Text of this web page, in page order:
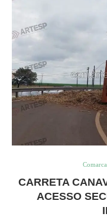
Comarca
CARRETA
ACESSO